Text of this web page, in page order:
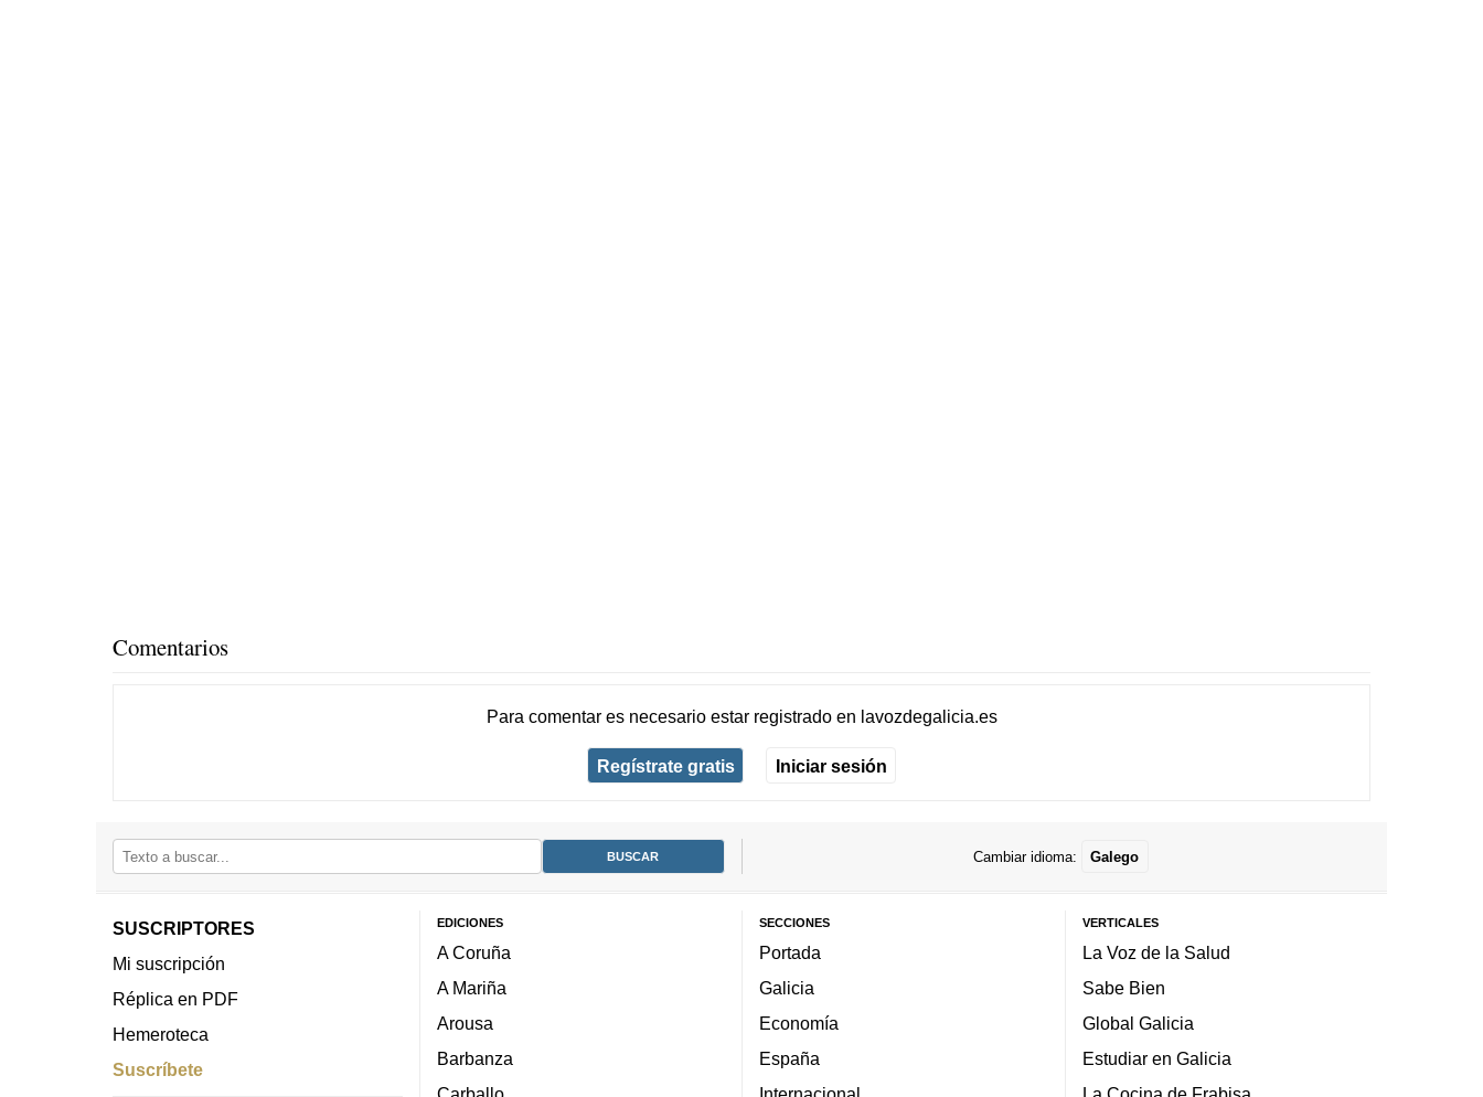
Comentarios
Para comentar es necesario estar registradoen lavozdegalicia.es
Regístrate gratis Iniciar sesión
Cambiar idioma: Galego
SUSCRIPTORES
Mi suscripción
Réplica en PDF
Hemeroteca
Suscríbete
EDICIONES
A Coruña
A Mariña
Arousa
Barbanza
SECCIONES
Portada
Galicia
Economía
España
VERTICALES
La Voz de la Salud
Sabe Bien
Global Galicia
Estudiar en Galicia